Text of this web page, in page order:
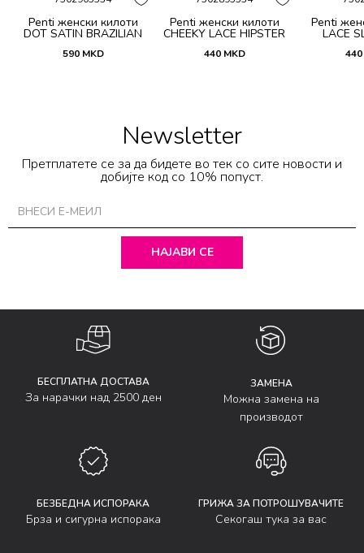
Penti женски килоти
DOT SATIN BRAZILIAN
590 MKD
Penti женски килоти
CHEEKY LACE HIPSTER
440 MKD
Penti
LACE
440
Newsletter
Претплатете се за да бидете во тек со сите новости и
добијте код со 10% попуст.
НАЈАВИ СЕ
БЕСПЛАТНА ДОСТАВА
За нарачки над 2500 ден
ЗАМЕНА
Можна замена на
производот
БЕЗБЕДНА ИСПОРАКА
Брза и сигурна испорака
ГРИЖА ЗА ПОТРОШУВАЧИТЕ
Секогаш тука за вас